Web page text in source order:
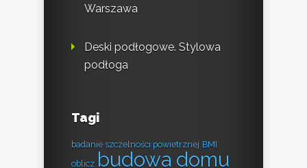
Warszawa
Deski podłogowe. Stylowa
podłoga
Tagi
badanie szczelności powietrznej BMI
oblicz budowa domu